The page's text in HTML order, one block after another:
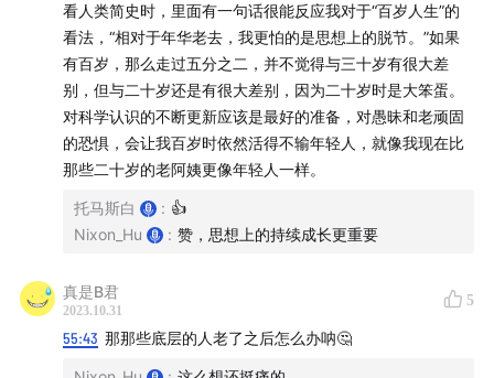
看人类简史时，里面有一句话很能反应我对于“百岁人生”的
看法，“相对于年华老去，我更怕的是思想上的脱节。”如果
有百岁，那么走过五分之二，并不觉得与三十岁有很大差
别，但与二十岁还是有很大差别，因为二十岁时是大笨蛋。
对科学认识的不断更新应该是最好的准备，对愚昧和老顽固
的恐惧，会让我百岁时依然活得不输年轻人，就像我现在比
那些二十岁的老阿姨更像年轻人一样。
托马斯白 : 👍
Nixon_Hu
: 赞，思想上的持续成长更重要
真是B君
2023.10.31
5
55:43 那那些底层的人老了之后怎么办呐🤔